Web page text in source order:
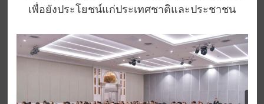
เพื่อยังประโยชน์แก่ประเทศชาติและประชาชน